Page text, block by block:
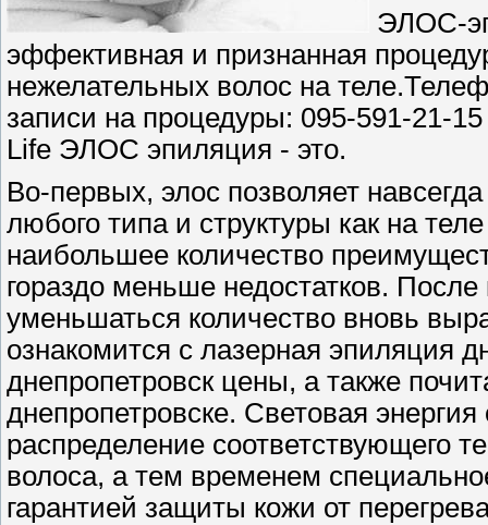
ЭЛОС-
эффективная и признанная
нежелательных волос на
записи на процедуры: 095-591-21-
Life ЭЛОС эпиляция - это.
Во-первых, элос позволяет
любого типа и структуры как на
наибольшее количество
гораздо меньше недостатков.
уменьшаться количество вновь
ознакомится с лазерная эпиляция
днепропетровск цены, а также
днепропетровске. Световая
распределение соответствующего
волоса, а тем временем
гарантией защиты кожи от